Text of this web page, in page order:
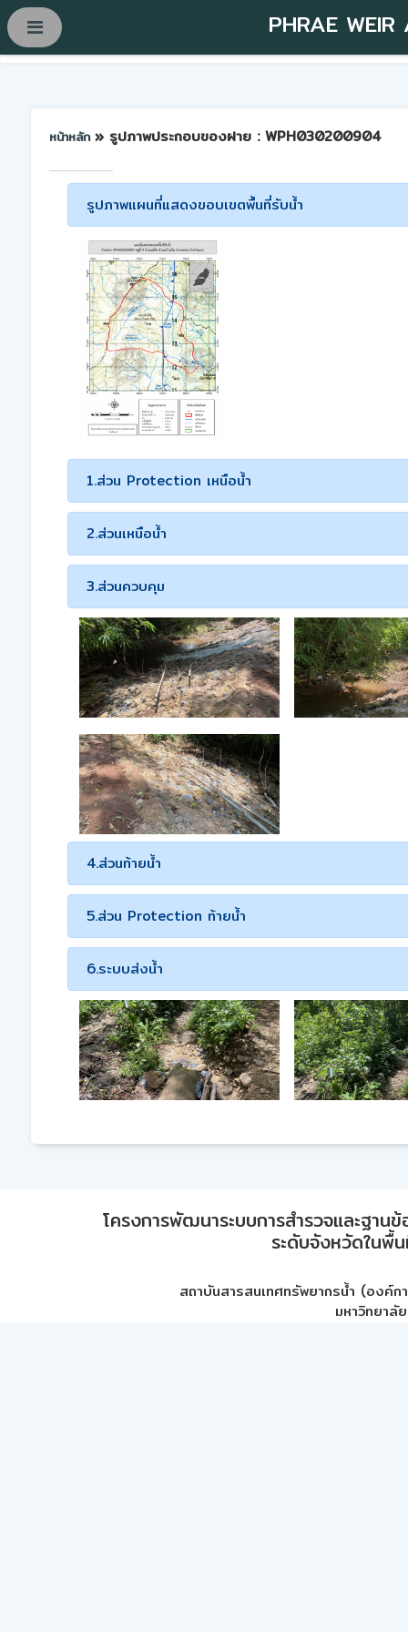
PHRAE WEIR
หน้าหลัก » รูปภาพประกอบของฝาย : WPH030200904
รูปภาพแผนที่แสดงขอบเขตพื้นที่รับน้ำ
1.ส่วน Protection เหนือน้ำ
2.ส่วนเหนือน้ำ
3.ส่วนควบคุม
4.ส่วนท้ายน้ำ
5.ส่วน Protection ท้ายน้ำ
6.ระบบส่งน้ำ
โครงการพัฒนาระบบการสำรวจและฐา
ระดับจังหวัดในพื้
สถาบันสารสนเทศทรัพยากรน้ำ (องค์ก
มหาวิทยาลั